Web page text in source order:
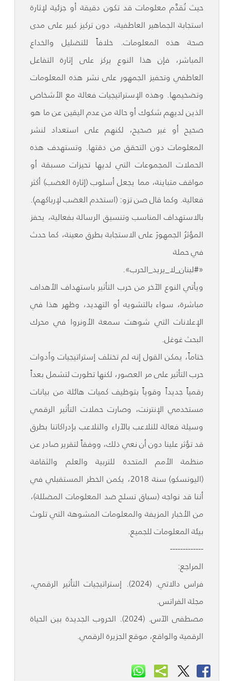
حيث تُقدَّم معلومات قد تكون دقيقة أو جزئية لإثارة
استجابة الجماهير العاطفية، دون تركيز كبير على مدى
صحة هذه المعلومات. خلافاً للتضليل والخداع
المباشر، فإن هذا النوع يركز على إثارة التفاعل
العاطفي وتحفيز الجمهور على نشر هذه المعلومات
وتضخيمها. وهذه الإستراتيجيات فعالة مع الأشخاص
الذين لديهم شكوك أو حالة من عدم اليقين عن ما هو
صحيح أو غير صحيح، لكنهم على استعداد لنشر
المعلومات دون التحقق من دقتها. وتستهدف هذه
الحملات المجموعات التي لديها تحيزات مسبقة أو
مواقف متباينة، مما يجعل أسلوب (إثارة الغضب) أكثر
فعالية. وكما قال صن تزو: (استخدم الغضب لإرباكهم).
بالاستهداف المناسب وتنسيق الرسالة بفعالية، يحفز
المؤثرُ الجمهورَ على الاستجابة بطرق معينة، كما حدث
في حملة
«#لبنان_لا_يريد_الحرب».
ويأتي النوع الآخر من حرب التأثير باستهداف الأهداف
مباشرة، سواء بالتشويه أو التهديد، وظهر هذا في
الإعلانات التي شوهت سمعة الأونروا في محرك
البحث غوغل.
ختاماً، يمكن القول إنه لم تختلف إستراتيجيات وأدوات
حرب التأثير على مر العصور، لكنها تطورت لتشمل بعداً
رقمياً جديداً وقوياً بتوظيف كميات هائلة من بيانات
مستخدمي الإنترنت، وصارت حملات التأثير الرقمي
وسيلة فعالة للتلاعب بالآراء والتلاعب بإدراكاتنا بطرق
قد تؤثر علينا دون أن نعي ذلك، ووفقاً لتقرير صادر عن
منظمة الأمم المتحدة للتربية والعلم والثقافة
(اليونسكو) سنة 2018، يكمن الخطر المستقبلي في
أننا قد نواجه (سباق تسلح ضد المعلومات المضللة)،
من الأخبار المزيفة والمعلومات المشوهة التي تلوث
بيئة المعلومات للجميع.
-------------
المراجع:
فراس دالاتي. (2024). إستراتيجيات التأثير الرقمي،
مجلة الفراتس.
مصطفى الآس. (2024). الحروب الجديدة بين الحياة
الرقمية والواقع، موقع الجزيرة الرقمي.